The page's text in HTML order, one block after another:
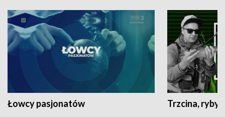
Łowcy pasjonatów Trzcina, ryby